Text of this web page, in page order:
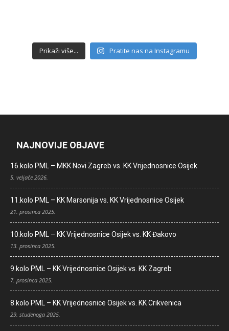
Prikaži više... Pratite nas na Instagramu
NAJNOVIJE OBJAVE
16.kolo PML – MKK Novi Zagreb vs. KK Vrijednosnice Osijek
5. veljače 2026.
11.kolo PML – KK Marsonija vs. KK Vrijednosnice Osijek
21. prosinca 2025.
10.kolo PML – KK Vrijednosnice Osijek vs. KK Đakovo
13. prosinca 2025.
9.kolo PML – KK Vrijednosnice Osijek vs. KK Zagreb
7. prosinca 2025.
8.kolo PML – KK Vrijednosnice Osijek vs. KK Crikvenica
29. studenoga 2025.